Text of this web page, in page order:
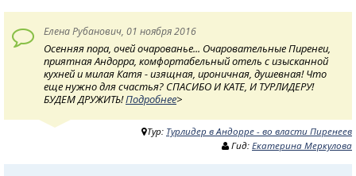
Eлена Рубанович, 01 ноября 2016
Осенняя пора, очей очарованье... Очаровательные Пиренеи,
приятная Андорра, комфортабельный отель с изысканной
кухней и милая Катя - изящная, ироничная, душевная! Что
еще нужно для счастья? CПАСИБО И КАТЕ, И ТУРЛИДЕРУ!
БУДЕМ ДРУЖИТЬ!Подробнее>
Тур: Турлидер в Андорре - во власти Пиренеев
Гид: Екатерина Меркулова